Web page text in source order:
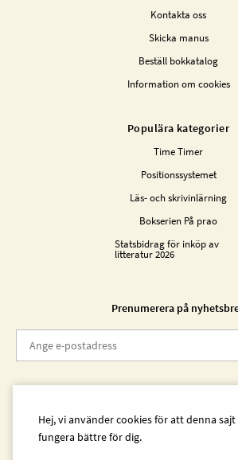
Kontakta oss
Skicka manus
Beställ bokkatalog
Information om cookies
Populära kategorier
Time Timer
Positionssystemet
Läs- och skrivinlärning
Bokserien På prao
Statsbidrag för inköp av
litteratur 2026
Prenumerera på
Hej, vi använder cookies för att denna
fungera bättre för dig.